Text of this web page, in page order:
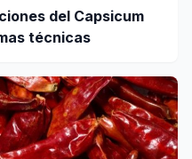
del Capsicum
técnicas